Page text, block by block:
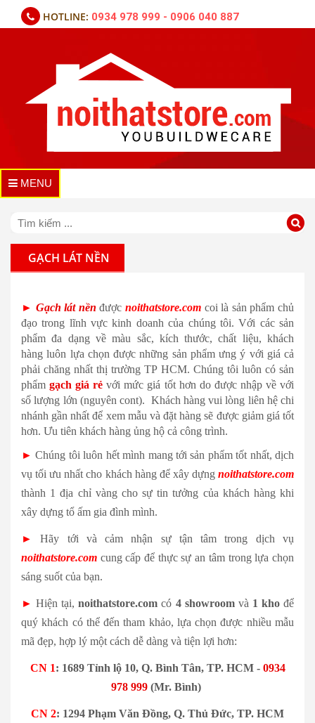
HOTLINE: 0934 978 999 - 0906 040 887
MENU
GẠCH LÁT NỀN
► Gạch lát nền đượcnoithatstore.com coi là sản phẩm chủ
đạo trong lĩnh vực kinh doanh của chúng tôi. Với các sản
phẩm đa dạng về màu sắc, kích thước, chất liệu, khách
hàng luôn lựa chọn được những sản phẩm ưng ý với giá cả
phải chăng nhất thị trường TP HCM. Chúng tôi luôn có sản
phẩm gạch giá rẻ với mức giá tốt hơn do được nhập về với
số lượng lớn (nguyên cont). Khách hàng vui lòng liên hệ chi
nhánh gần nhất để xem mẫu và đặt hàng sẽ được giảm giá tốt
hơn. Ưu tiên khách hàng ủng hộ cả công trình.
►Chúng tôi luôn hết mình mang tới sản phẩm tốt nhất, dịch
vụ tối ưu nhất cho khách hàng để xây dựng noithatstore.com
thành 1 địa chỉ vàng cho sự tin tưởng của khách hàng khi
xây dựng tổ ấm gia đình mình.
►Hãy tới và cảm nhận sự tận tâm trong dịch vụ
noithatstore.com cung cấp để thực sự an tâm trong lựa chọn
sáng suốt của bạn.
► Hiện tại,noithatstore.comcó 4 showroomvà 1 khođể
quý khách có thể đến tham khảo, lựa chọn được nhiều mẫu
mã đẹp, hợp lý một cách dễ dàng và tiện lợi hơn:
CN 1: 1689 Tỉnh lộ 10, Q. Bình Tân, TP. HCM - 0934
978 999 (Mr. Bình)
CN 2: 1294 Phạm Văn Đồng, Q. Thủ Đức, TP. HCM